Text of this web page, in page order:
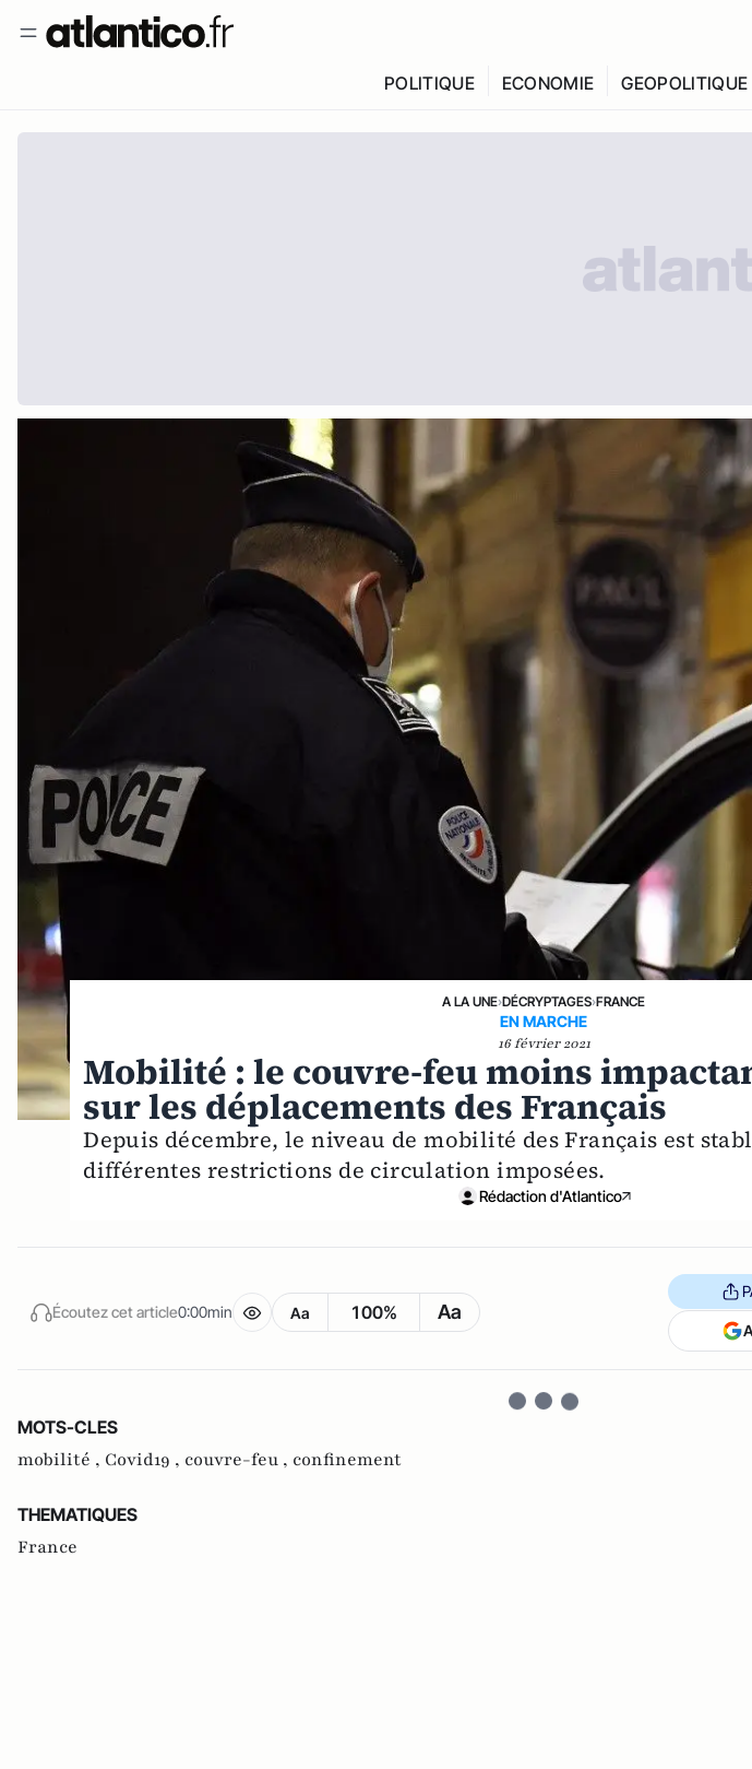
POLITIQUE ECONOMIE GEOPOLITIQUE
A LA UNE›DÉCRYPTAGES›FRANCE
EN MARCHE
16 février 2021
Mobilité : le couvre-feu moins
sur les déplacements des Français
Depuis décembre, le niveau de mobilité des Français est
différentes restrictions de circulation imposées.
Rédaction d'Atlantico
Écoutez cet article0:00min Aa 100% Aa
MOTS-CLES
mobilité , Covid19 , couvre-feu , confinement
THEMATIQUES
France